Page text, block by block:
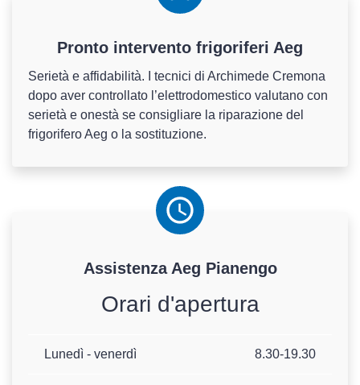
Pronto intervento frigoriferi Aeg
Serietà e affidabilità. I tecnici di Archimede Cremona
dopo aver controllato l’elettrodomestico valutano con
serietà e onestà se consigliare la riparazione del
frigorifero Aeg o la sostituzione.
Assistenza Aeg Pianengo
Orari d'apertura
Lunedì - venerdì 8.30-19.30